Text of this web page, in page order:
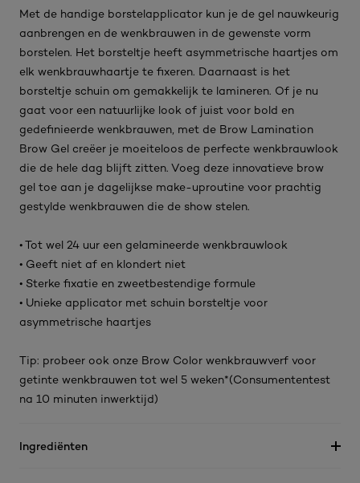
Met de handige borstelapplicator kun je de gel nauwkeurig
aanbrengen en de wenkbrauwen in de gewenste vorm
borstelen. Het borsteltje heeft asymmetrische haartjes om
elk wenkbrauwhaartje te fixeren. Daarnaast is het
borsteltje schuin om gemakkelijk te lamineren. Of je nu
gaat voor een natuurlijke look of juist voor bold en
gedefinieerde wenkbrauwen, met de Brow Lamination
Brow Gel creëer je moeiteloos de perfecte wenkbrauwlook
die de hele dag blijft zitten. Voeg deze innovatieve brow
gel toe aan je dagelijkse make-uproutine voor prachtig
gestylde wenkbrauwen die de show stelen.
• Tot wel 24 uur een gelamineerde wenkbrauwlook
• Geeft niet af en klondert niet
• Sterke fixatie en zweetbestendige formule
• Unieke applicator met schuin borsteltje voor
asymmetrische haartjes
Tip: probeer ook onze Brow Color wenkbrauwverf voor
getinte wenkbrauwen tot wel 5 weken*(Consumententest
na 10 minuten inwerktijd)
Ingrediënten